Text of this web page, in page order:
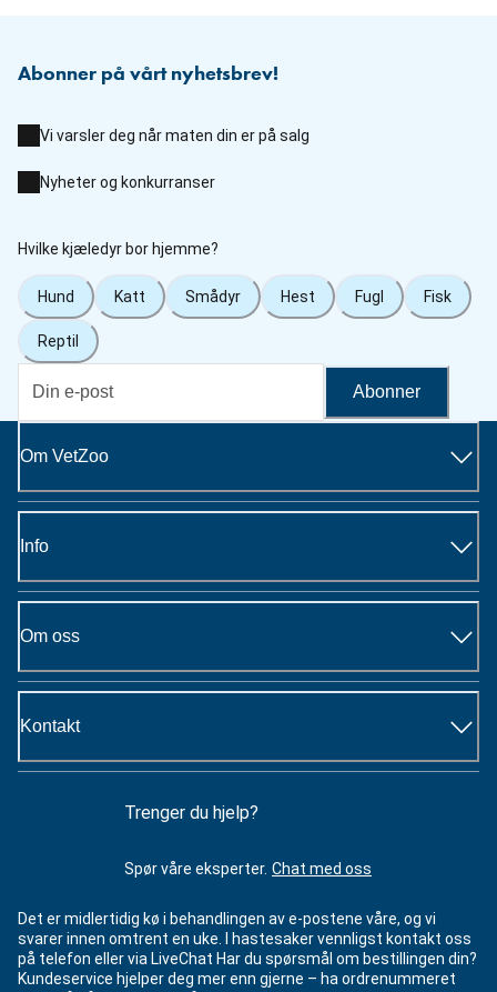
Abonner på vårt nyhetsbrev!
Vi varsler deg når maten din er på salg
Nyheter og konkurranser
Hvilke kjæledyr bor hjemme?
Hund Katt Smådyr Hest Fugl Fisk
Reptil
Abonner
Om VetZoo
Info
Om oss
Kontakt
Trenger du hjelp?
Spør våre eksperter. Chat med oss
Det er midlertidig kø i behandlingen av e-postene våre, og vi
svarer innen omtrent en uke. I hastesaker vennligst kontakt oss
på telefon eller via LiveChat Har du spørsmål om bestillingen din?
Kundeservice hjelper deg mer enn gjerne – ha ordrenummeret